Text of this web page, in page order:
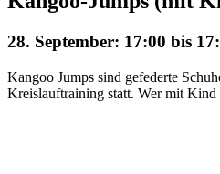
28. September: 17:00 bis
Kangoo Jumps sind gefederte
Kreislauftraining statt. Wer mit